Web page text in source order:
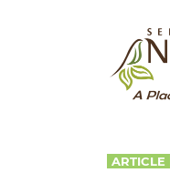
ARTICLE